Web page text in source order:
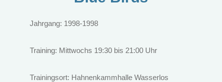
Jahrgang: 1998-1998
Training: Mittwochs 19:30 bis 21:00 Uhr
Trainingsort: Hahnenkammhalle Wasserlos